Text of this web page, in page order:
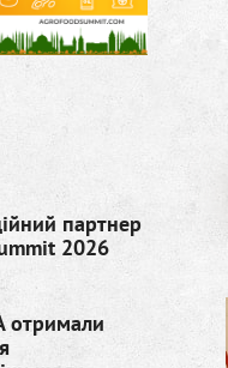
партнер
2026
отримали